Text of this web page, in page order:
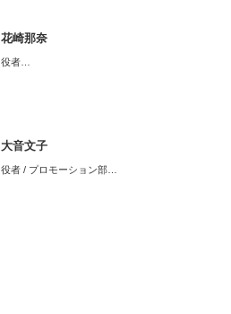
花崎那奈
役者…
大音文子
役者 / プロモーション部…